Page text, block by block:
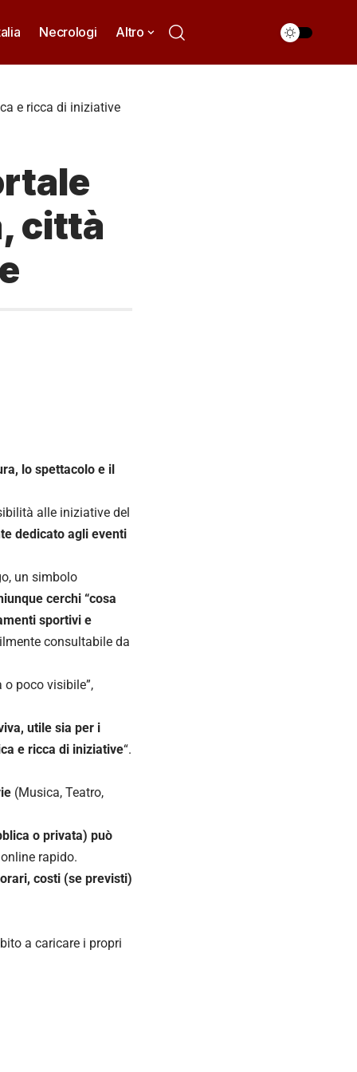
Necrologi Altro
e ricca di iniziative
città
lo spettacolo e il
alle iniziative del
dedicato agli eventi
un simbolo
cerchi “cosa
sportivi e
consultabile da
poco visibile”,
utile sia per i
e ricca di iniziative“.
(Musica, Teatro,
o privata) può
rapido.
costi (se previsti)
a caricare i propri